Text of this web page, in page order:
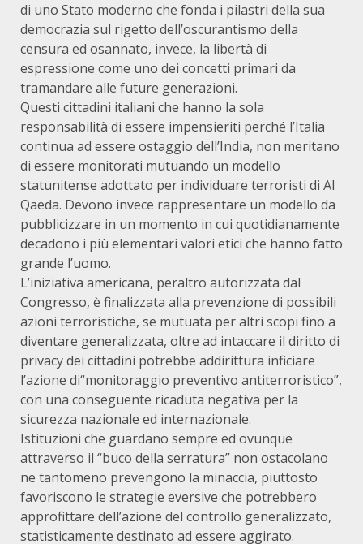
di uno Stato moderno che fonda i pilastri della sua
democrazia sul rigetto dell’oscurantismo della
censura ed osannato, invece, la libertà di
espressione come uno dei concetti primari da
tramandare alle future generazioni.
Questi cittadini italiani che hanno la sola
responsabilità di essere impensieriti perché l’Italia
continua ad essere ostaggio dell’India, non meritano
di essere monitorati mutuando un modello
statunitense adottato per individuare terroristi di Al
Qaeda. Devono invece rappresentare un modello da
pubblicizzare in un momento in cui quotidianamente
decadono i più elementari valori etici che hanno fatto
grande l’uomo.
L’iniziativa americana, peraltro autorizzata dal
Congresso, è finalizzata alla prevenzione di possibili
azioni terroristiche, se mutuata per altri scopi fino a
diventare generalizzata, oltre ad intaccare il diritto di
privacy dei cittadini potrebbe addirittura inficiare
l’azione di“monitoraggio preventivo antiterroristico”,
con una conseguente ricaduta negativa per la
sicurezza nazionale ed internazionale.
Istituzioni che guardano sempre ed ovunque
attraverso il “buco della serratura” non ostacolano
ne tantomeno prevengono la minaccia, piuttosto
favoriscono le strategie eversive che potrebbero
approfittare dell’azione del controllo generalizzato,
statisticamente destinato ad essere aggirato.